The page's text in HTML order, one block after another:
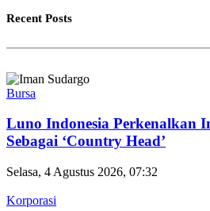
Recent Posts
Bursa
Luno Indonesia Perkenalkan
Sebagai ‘Country Head’
Selasa, 4 Agustus 2026, 07:32
Korporasi